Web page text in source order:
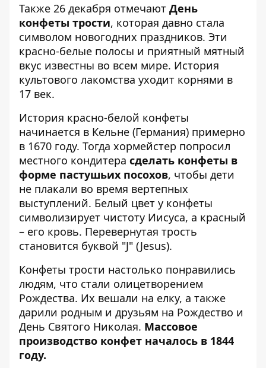
Также 26 декабря отмечают День
конфеты трости, которая давно стала
символом новогодних праздников. Эти
красно-белые полосы и приятный мятный
вкус известны во всем мире. История
культового лакомства уходит корнями в
17 век.
История красно-белой конфеты
начинается в Кельне (Германия) примерно
в 1670 году. Тогда хормейстер попросил
местного кондитера сделать конфеты в
форме пастушьих посохов, чтобы дети
не плакали во время вертепных
выступлений. Белый цвет у конфеты
символизирует чистоту Иисуса, а красный
– его кровь. Перевернутая трость
становится буквой "J" (Jesus).
Конфеты трости настолько понравились
людям, что стали олицетворением
Рождества. Их вешали на елку, а также
дарили родным и друзьям на Рождество и
День Святого Николая. Массовое
производство конфет началось в 1844
году.